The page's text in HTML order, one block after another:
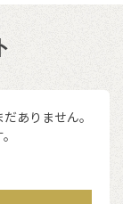
ありません。